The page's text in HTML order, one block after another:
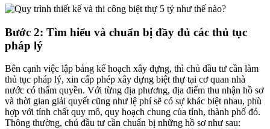
Bước 2: Tìm hiểu và chuẩn bị đầy đủ các thủ tục
pháp lý
Bên cạnh việc lập bảng kế hoạch xây dựng, thì chủ đầu tư cần làm
thủ tục pháp lý, xin cấp phép xây dựng biệt thự tại cơ quan nhà
nước có thẩm quyền. Với từng địa phương, địa điểm thu nhận hồ sơ
và thời gian giải quyết cũng như lệ phí sẽ có sự khác biệt nhau, phù
hợp với tính chất quy mô, quy hoạch chung của tỉnh, thành phố đó.
Thông thường, chủ đầu tư cần chuẩn bị những hồ sơ như sau: